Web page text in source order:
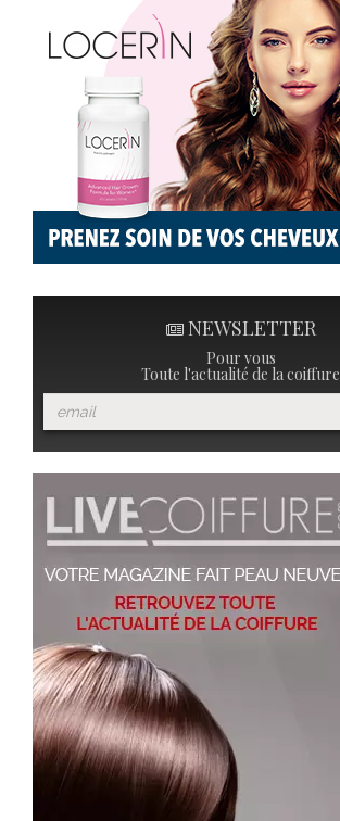
NEWSLETTER
Pour vous
Toute l'actualité de la coiffure